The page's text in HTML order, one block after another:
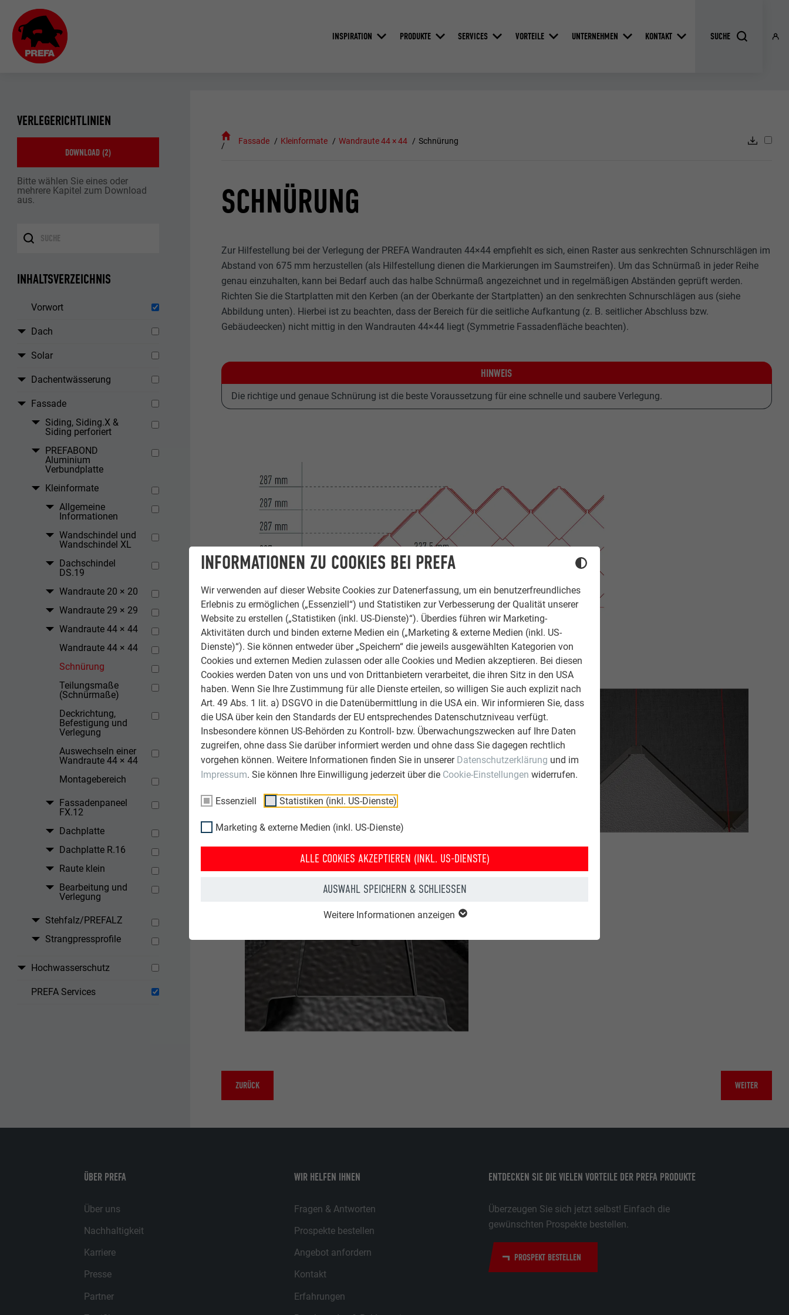
INFORMATIONEN ZU COOKIES BEI PREFA
Wir verwenden auf dieser Website Cookies zur Datenerfassung, um ein benutzerfreundliches
Erlebnis zu ermöglichen („Essenziell“) und Statistiken zur Verbesserung der Qualität unserer
Website zu erstellen („Statistiken (inkl. US-Dienste)“). Überdies führen wir Marketing-
Aktivitäten durch und binden externe Medien ein („Marketing & externe Medien (inkl. US-
Dienste)“). Sie können entweder über „Speichern“ die jeweils ausgewählten Kategorien von
Cookies und externen Medien zulassen oder alle Cookies und Medien akzeptieren. Bei diesen
Cookies werden Daten von uns und von Drittanbietern verarbeitet, die ihren Sitz in den USA
haben. Wenn Sie Ihre Zustimmung für alle Dienste erteilen, so willigen Sie auch explizit nach
Art. 49 Abs. 1 lit. a) DSGVO in die Datenübermittlung in die USA ein. Wir informieren Sie, dass
die USA über kein den Standards der EU entsprechendes Datenschutzniveau verfügt.
Insbesondere können US-Behörden zu Kontroll- bzw. Überwachungszwecken auf Ihre Daten
zugreifen, ohne dass Sie darüber informiert werden und ohne dass Sie dagegen rechtlich
vorgehen können. Weitere Informationen finden Sie in unserer Datenschutzerklärung und im
Impressum. Sie können Ihre Einwilligung jederzeit über die Cookie-Einstellungen widerrufen.
Essenziell Statistiken (inkl. US-Dienste)
Marketing & externe Medien (inkl. US-Dienste)
ALLE COOKIES AKZEPTIEREN (INKL. US-DIENSTE)
AUSWAHL SPEICHERN & SCHLIESSEN
Weitere Informationen anzeigen
INSPIRATION PRODUKTE SERVICES VORTEILE UNTERNEHMEN KONTAKT
VERLEGERICHTLINIEN
DOWNLOAD (2)
Bitte wählen Sie eines oder
mehrere Kapitel zum Download
aus.
INHALTSVERZEICHNIS
Vorwort
Dach
Solar
Dachentwässerung
Fassade
Siding, Siding.X &
Siding perforiert
PREFABOND
Aluminium
Verbundplatte
Kleinformate
Allgemeine
Informationen
Wandschindel und
Wandschindel XL
Dachschindel
DS.19
Wandraute 20 × 20
Wandraute 29 × 29
Wandraute 44 × 44
Wandraute 44 × 44
Schnürung
Teilungsmaße
(Schnürmaße)
Deckrichtung,
Befestigung und
Verlegung
Auswechseln einer
Wandraute 44 × 44
Montagebereich
Fassadenpaneel
FX.12
Dachplatte
Dachplatte R.16
Raute klein
Bearbeitung und
Verlegung
Stehfalz/PREFALZ
Strangpressprofile
Hochwasserschutz
PREFA Services
Fassade Kleinformate Wandraute 44 × 44 Schnürung
SCHNÜRUNG
Zur Hilfestellung bei der Verlegung der PREFA Wandrauten 44×44 empfiehlt es sich, einen Raster aus senkrechten Schnurschlägen im
Abstand von 675 mm herzustellen (als Hilfestellung dienen die Markierungen im Saumstreifen). Um das Schnürmaß in jeder Reihe
genau einzuhalten, kann bei Bedarf auch das halbe Schnürmaß angezeichnet und in regelmäßigen Abständen geprüft werden.
Richten Sie die Startplatten mit den Kerben (an der Oberkante der Startplatten) an den senkrechten Schnurschlägen aus (siehe
Abbildung unten). Hierbei ist zu beachten, dass der Bereich für die seitliche Aufkantung (z. B. seitlicher Abschluss bzw.
Gebäudeecken) nicht mittig in den Wandrauten 44×44 liegt (Symmetrie Fassadenfläche beachten).
HINWEIS
Die richtige und genaue Schnürung ist die beste Voraussetzung für eine schnelle und saubere Verlegung.
ZURÜCK WEITER
ENTDECKEN SIE DIE VIELEN VORTEILE DER PREFA PRODUKTE
Überzeugen Sie sich jetzt selbst! Einfach die
gewünschten Prospekte bestellen.
PROSPEKT BESTELLEN
ÜBER PREFA
Über uns
Nachhaltigkeit
Karriere
Presse
Partner
WIR HELFEN IHNEN
Fragen & Antworten
Prospekte bestellen
Angebot anfordern
Kontakt
Erfahrungen